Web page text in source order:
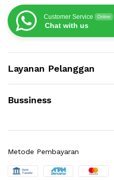
Customer Service Online
Chat with us
Layanan Pelanggan
Bussiness
Metode Pembayaran